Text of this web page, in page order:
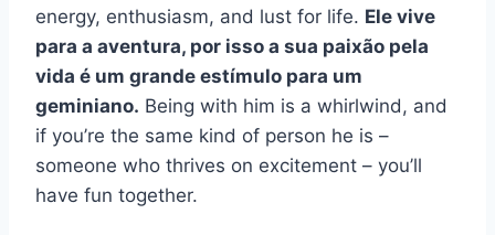
energy, enthusiasm, and lust for life. Ele vive
para a aventura, por isso a sua paixão pela
vida é um grande estímulo para um
geminiano. Being with him is a whirlwind, and
if you’re the same kind of person he is –
someone who thrives on excitement – you’ll
have fun together.